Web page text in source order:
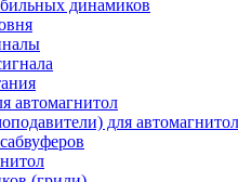
динамиков
автомагнитол
для автомагнитол